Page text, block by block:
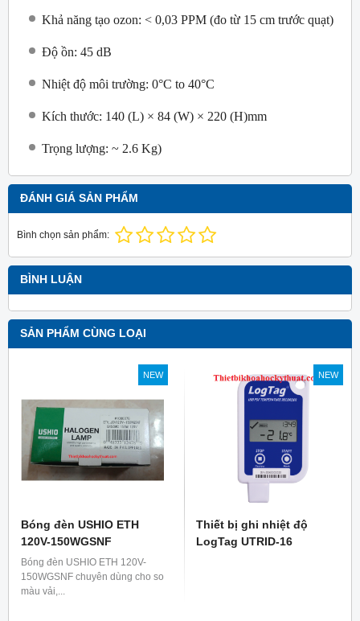
Khả năng tạo ozon: < 0,03 PPM (đo từ 15 cm trước quạt)
Độ ồn: 45 dB
Nhiệt độ môi trường: 0°C to 40°C
Kích thước: 140 (L) × 84 (W) × 220 (H)mm
Trọng lượng: ~ 2.6 Kg)
ĐÁNH GIÁ SẢN PHẨM
Bình chọn sản phẩm:
BÌNH LUẬN
SẢN PHẨM CÙNG LOẠI
NEW
Bóng đèn USHIO ETH
120V-150WGSNF
Bóng đèn USHIO ETH 120V-
150WGSNF chuyên dùng cho so
màu vải,...
NEW
Thiết bị ghi nhiệt độ
LogTag UTRID-16